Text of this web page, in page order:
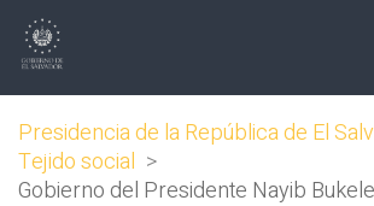
Presidencia de la República de El
Tejido social >
Gobierno del Presidente Nayib